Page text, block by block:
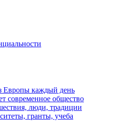
Европы каждый день
современное общество
люди, традиции
гранты, учеба